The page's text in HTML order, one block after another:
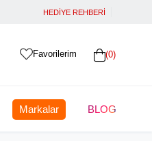
HEDİYE REHBERİ
0
Favorilerim
Markalar BLOG